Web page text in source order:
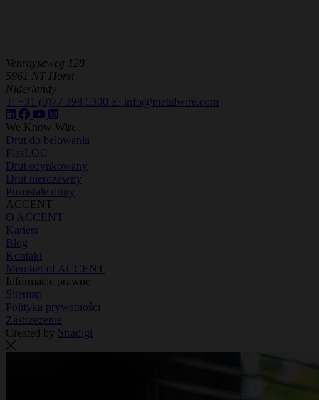
Venrayseweg 128
5961 NT Horst
Niderlandy
T: +31 (0)77 398 5300 E: info@metalwire.com
We Know Wire
Drut do belowania
PlasLOC+
Drut ocynkowany
Drut nierdzewny
Pozostałe druty
ACCENT
O ACCENT
Kariera
Blog
Kontakt
Member of ACCENT
Informacje prawne
Sitemap
Polityka prywatności
Zastrzeżenie
Created by Stradigi